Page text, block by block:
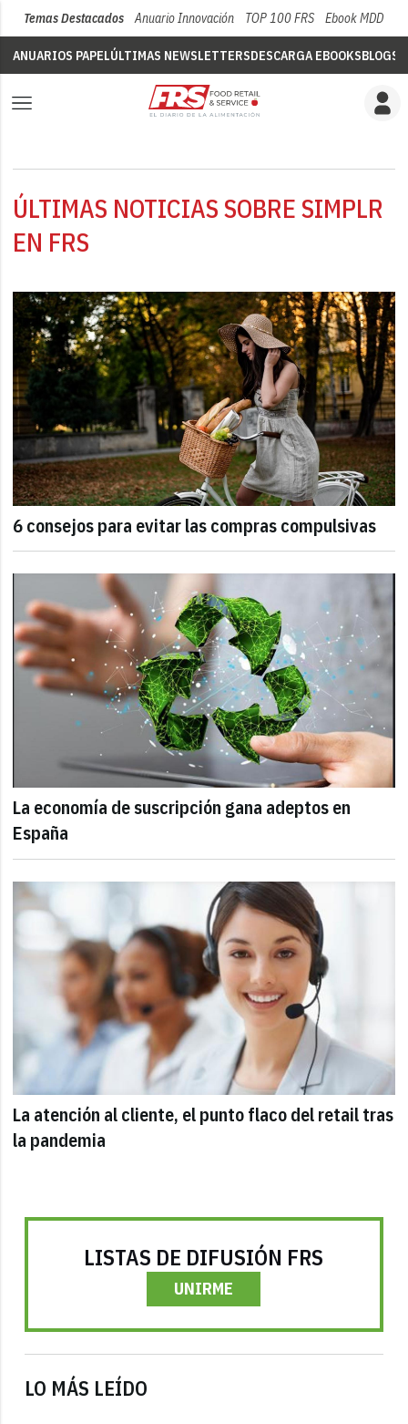
Temas Destacados Anuario Innovación TOP 100 FRS Ebook MDD
ANUARIOS PAPELÚLTIMAS NEWSLETTERSDESCARGA EBOOKSBLOGS
ÚLTIMAS NOTICIAS SOBRE SIMPLR
EN FRS
6 consejos para evitar las compras compulsivas
La economía de suscripción gana adeptos en
España
La atención al cliente, el punto flaco del retail tras
la pandemia
LISTAS DE DIFUSIÓN FRS
UNIRME
LO MÁS LEÍDO